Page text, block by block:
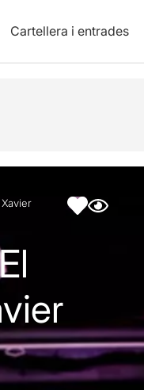
Cartellera i entrades